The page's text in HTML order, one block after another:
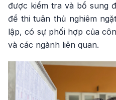
được kiểm tra và bổ sung
đề thi tuân thủ nghiêm
lập, có sự phối hợp của
và các ngành liên quan.